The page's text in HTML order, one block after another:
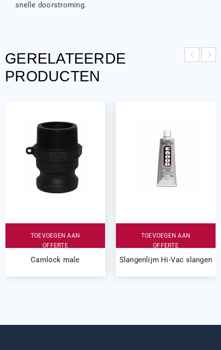
snelle doorstroming.
GERELATEERDE
PRODUCTEN
TOEVOEGEN AAN
OFFERTE
Camlock male
TOEVOEGEN AAN
OFFERTE
Slangenlijm Hi-Vac slangen